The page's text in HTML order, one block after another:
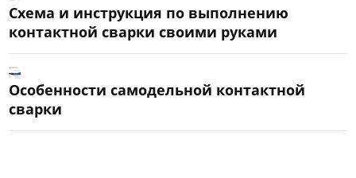
Схема и инструкция по выполнению
контактной сварки своими руками
Особенности самодельной контактной
сварки